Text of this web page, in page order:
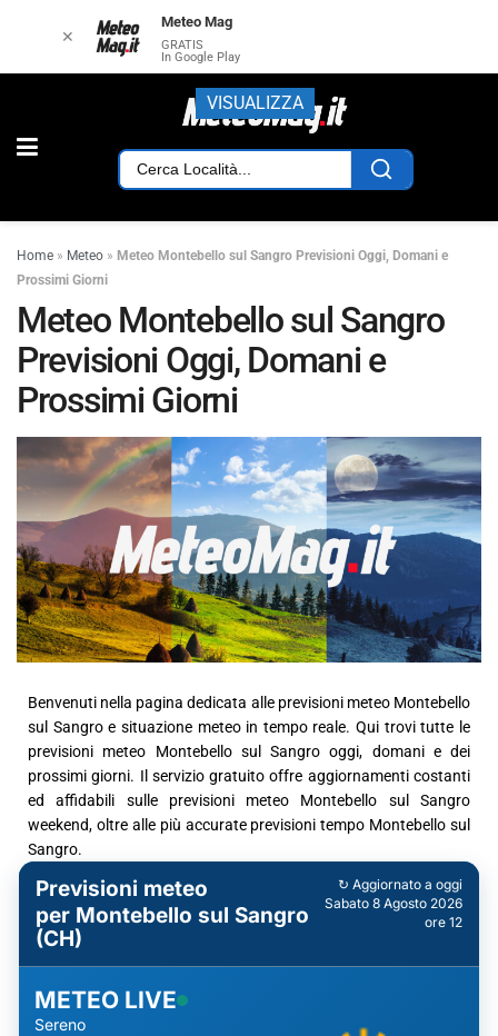
Home » Meteo » Meteo Montebello sul Sangro Previsioni Oggi, Domani e
Prossimi Giorni
Meteo Montebello sul Sangro
Previsioni Oggi, Domani e
Prossimi Giorni
Benvenuti nella pagina dedicata alle previsioni meteo Montebello
sul Sangro e situazione meteo in tempo reale. Qui trovi tutte le
previsioni meteo Montebello sul Sangro oggi, domani e dei
prossimi giorni. Il servizio gratuito offre aggiornamenti costanti
ed affidabili sulle previsioni meteo Montebello sul Sangro
weekend, oltre alle più accurate previsioni tempo Montebello sul
Sangro.
Previsioni meteo
per Montebello sul Sangro
(CH)
↻ Aggiornato a oggi
Sabato 8 Agosto 2026
ore 12
METEO LIVE
Sereno
✕
Meteo Mag
GRATIS
In Google Play
VISUALIZZA